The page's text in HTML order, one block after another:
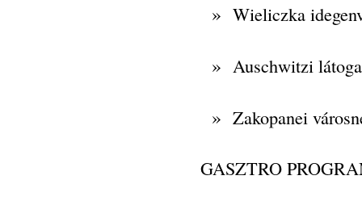
» Wieliczka
» Auschwitzi
» Zakopanei
GASZTRO